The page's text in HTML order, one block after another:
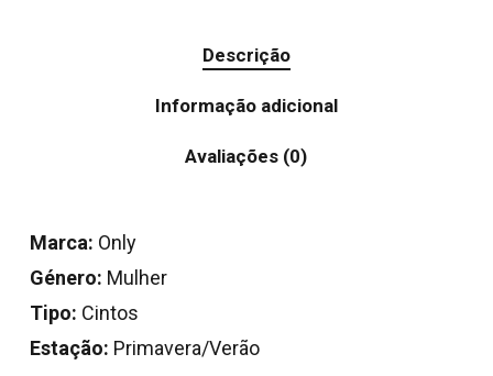
Descrição
Informação adicional
Avaliações (0)
Marca: Only
Género: Mulher
Tipo: Cintos
Estação: Primavera/Verão